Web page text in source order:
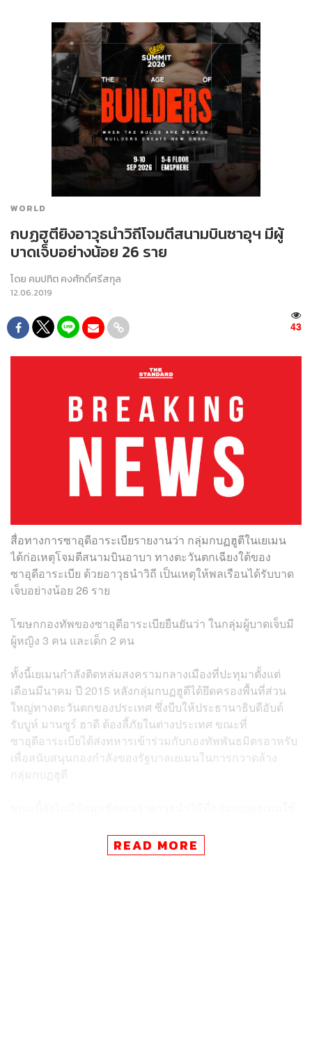
WORLD
กบฏฮูตียิงอาวุธนำวิถีโจมตีสนามบินซาอุฯ มีผู้
บาดเจ็บอย่างน้อย 26 ราย
โดย คมปทิต คงศักดิ์ศรีสกุล
12.06.2019
43
สื่อทางการซาอุดีอาระเบียรายงานว่า กลุ่มกบฏฮูตีในเยเมน
ได้ก่อเหตุโจมตีสนามบินอาบา ทางตะวันตกเฉียงใต้ของ
ซาอุดีอาระเบีย ด้วยอาวุธนำวิถี เป็นเหตุให้พลเรือนได้รับบาด
เจ็บอย่างน้อย 26 ราย
โฆษกกองทัพของซาอุดีอาระเบียยืนยันว่า ในกลุ่มผู้บาดเจ็บมี
ผู้หญิง 3 คน และเด็ก 2 คน
ทั้งนี้เยเมนกำลังติดหล่มสงครามกลางเมืองที่ปะทุมาตั้งแต่
เดือนมีนาคม ปี 2015 หลังกลุ่มกบฏฮูตีได้ยึดครองพื้นที่ส่วน
ใหญ่ทางตะวันตกของประเทศ ซึ่งบีบให้ประธานาธิบดีอับด์
รับบูห์ มานซูร์ ฮาดี ต้องลี้ภัยในต่างประเทศ ขณะที่
ซาอุดีอาระเบียได้ส่งทหารเข้าร่วมกับกองทัพพันธมิตรอาหรับ
เพื่อสนับสนุนกองกำลังของรัฐบาลเยเมนในการกวาดล้าง
กลุ่มกบฏฮูตี
เหตุการณ์โจมตีที่เกิดขึ้นเป็นเครื่องพิสูจน์ว่า กลุ่มฮูตีครอบ
ครองอาวุธทันสมัย ซึ่งอาจได้รับการสนับสนุนจากอิหร่าน
READ MORE